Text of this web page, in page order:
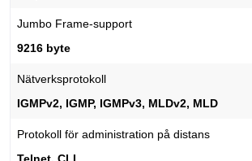
Jumbo Frame-support
9216 byte
Nätverksprotokoll
IGMPv2, IGMP, IGMPv3, MLDv2, MLD
Protokoll för administration på distans